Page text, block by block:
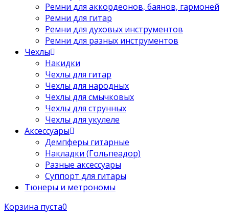
Ремни для аккордеонов, баянов, гармоней
Ремни для гитар
Ремни для духовых инструментов
Ремни для разных инструментов
Чехлы
Накидки
Чехлы для гитар
Чехлы для народных
Чехлы для смычковых
Чехлы для струнных
Чехлы для укулеле
Аксессуары
Демпферы гитарные
Накладки (Гольпеадор)
Разные аксессуары
Суппорт для гитары
Тюнеры и метрономы
Корзина пуста0